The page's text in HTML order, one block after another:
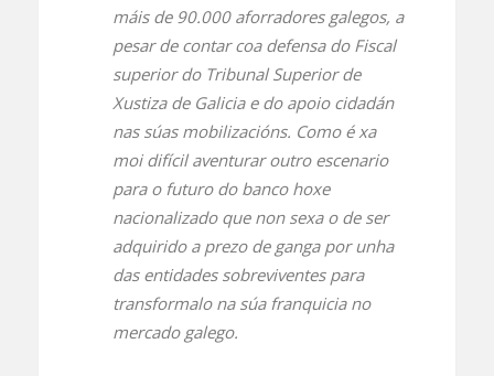
máis de 90.000 aforradores galegos, a
pesar de contar coa defensa do Fiscal
superior do Tribunal Superior de
Xustiza de Galicia e do apoio cidadán
nas súas mobilizacións. Como é xa
moi difícil aventurar outro escenario
para o futuro do banco hoxe
nacionalizado que non sexa o de ser
adquirido a prezo de ganga por unha
das entidades sobreviventes para
transformalo na súa franquicia no
mercado galego.